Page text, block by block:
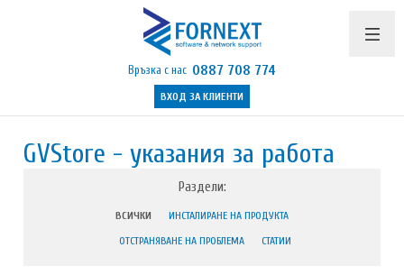
Връзка с нас 0887 708 774
ВХОД ЗА КЛИЕНТИ
GVStore - указания за работа
Раздели:
ВСИЧКИ
ИНСТАЛИРАНЕ НА ПРОДУКТА
ОТСТРАНЯВАНЕ НА ПРОБЛЕМА
СТАТИИ